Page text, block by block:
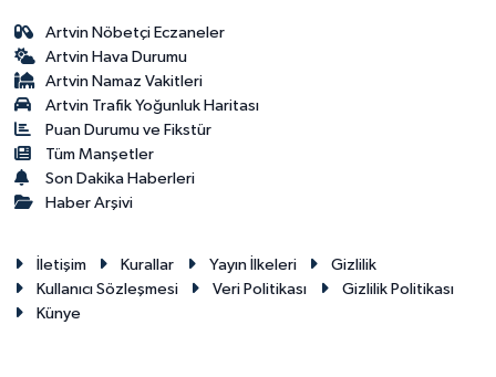
Artvin Nöbetçi Eczaneler
Artvin Hava Durumu
Artvin Namaz Vakitleri
Artvin Trafik Yoğunluk Haritası
Puan Durumu ve Fikstür
Tüm Manşetler
Son Dakika Haberleri
Haber Arşivi
İletişim Kurallar Yayın İlkeleri
Gizlilik
Kullanıcı Sözleşmesi
Veri Politikası
Gizlilik Politikası
Künye